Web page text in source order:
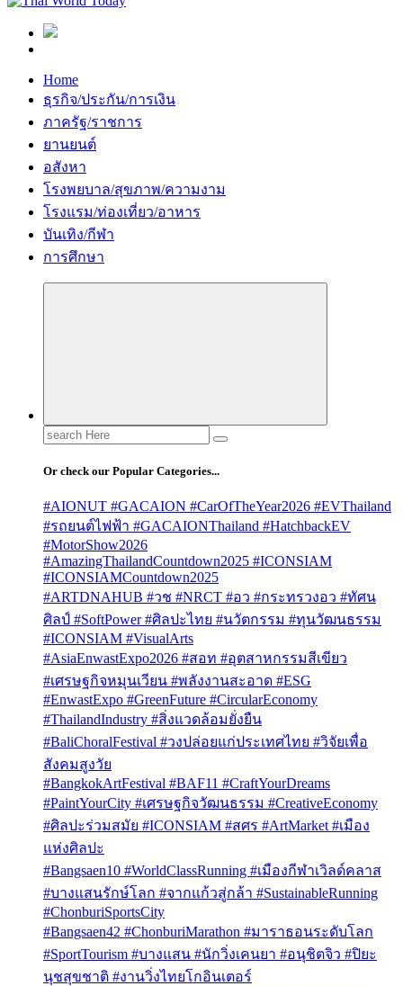
Home
ธุรกิจ/ประกัน/การเงิน
ภาครัฐ/ราชการ
ยานยนต์
อสังหา
โรงพยบาล/สุขภาพ/ความงาม
โรงแรม/ท่องเที่ยว/อาหาร
บันเทิง/กีฬา
การศึกษา
Search
for:
Or check our Popular Categories...
#AIONUT #GACAION #CarOfTheYear2026 #EVThailand
#รถยนต์ไฟฟ้า #GACAIONThailand #HatchbackEV
#MotorShow2026
#AmazingThailandCountdown2025 #ICONSIAM
#ICONSIAMCountdown2025
#ARTDNAHUB #วช #NRCT #อว #กระทรวงอว #ทัศน
ศิลป์ #SoftPower #ศิลปะไทย #นวัตกรรม #ทุนวัฒนธรรม
#ICONSIAM #VisualArts
#AsiaEnwastExpo2026 #สอท #อุตสาหกรรมสีเขียว
#เศรษฐกิจหมุนเวียน #พลังงานสะอาด #ESG
#EnwastExpo #GreenFuture #CircularEconomy
#ThailandIndustry #สิ่งแวดล้อมยั่งยืน
#BaliChoralFestival #วงปล่อยแก่ประเทศไทย #วิจัยเพื่อ
สังคมสูงวัย
#BangkokArtFestival #BAF11 #CraftYourDreams
#PaintYourCity #เศรษฐกิจวัฒนธรรม #CreativeEconomy
#ศิลปะร่วมสมัย #ICONSIAM #สศร #ArtMarket #เมือง
แห่งศิลปะ
#Bangsaen10 #WorldClassRunning #เมืองกีฬาเวิลด์คลาส
#บางแสนรักษ์โลก #จากแก้วสู่กล้า #SustainableRunning
#ChonburiSportsCity
#Bangsaen42 #ChonburiMarathon #มาราธอนระดับโลก
#SportTourism #บางแสน #นักวิ่งเคนยา #อนุชิตจิว #ปิยะ
นุชสุขชาติ #งานวิ่งไทยโกอินเตอร์